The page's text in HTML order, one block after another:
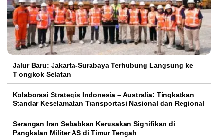
Jalur Baru: Jakarta-Surabaya Terhubung Langsung ke
Tiongkok Selatan
Kolaborasi Strategis Indonesia – Australia: Tingkatkan
Standar Keselamatan Transportasi Nasional dan Regional
Serangan Iran Sebabkan Kerusakan Signifikan di
Pangkalan Militer AS di Timur Tengah